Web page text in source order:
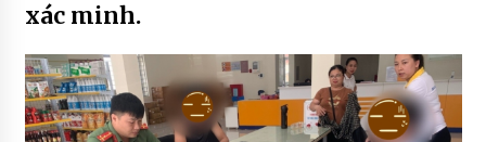
xác minh.